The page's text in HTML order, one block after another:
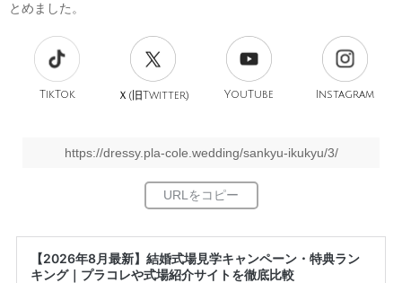
とめました。
TikTok Ｘ(旧Twitter) YouTube Instagram
https://dressy.pla-cole.wedding/sankyu-ikukyu/3/
【2026年8月最新】結婚式場見学キャンペーン・特典ラン
キング｜プラコレや式場紹介サイトを徹底比較